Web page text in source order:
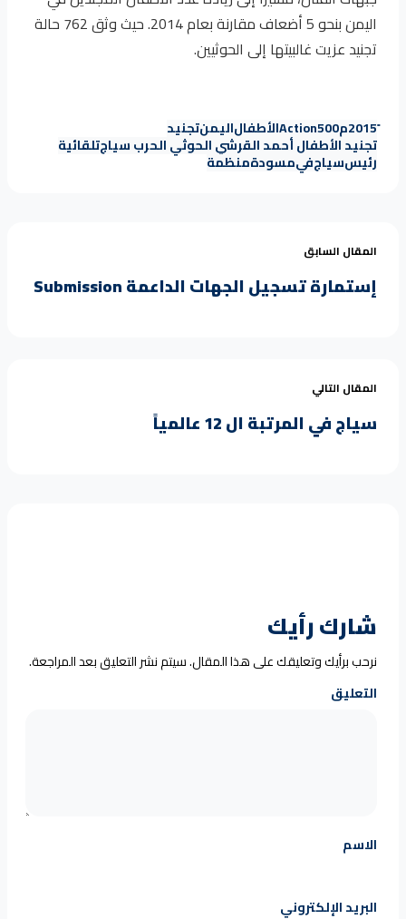
اليمن بنحو 5 أضعاف مقارنة بعام 2014. حيث وثق 762 حالة
تجنيد عزيت غالبيتها إلى الحوثيين.
2015م 500
Actionالأطفالاليمنتجنيد
تجنيد الأطفال أحمد القرشي الحوثي الحرب سياجتلقائية
رئيسسياجفيمسودةمنظمة
المقال السابق
إستمارة تسجيل الجهات الداعمة Submission
المقال التالي
سياج في المرتبة ال 12 عالمياً
شارك رأيك
نرحب برأيك وتعليقك على هذا المقال. سيتم نشر التعليق بعد المراجعة.
التعليق
الاسم
البريد الإلكتروني